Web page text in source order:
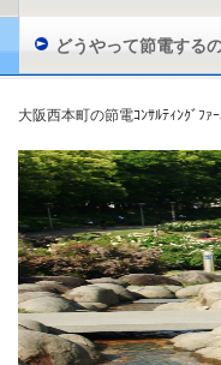
どうやって節電する
大阪西本町の節電ｺﾝｻﾙﾃｨﾝｸﾞﾌ